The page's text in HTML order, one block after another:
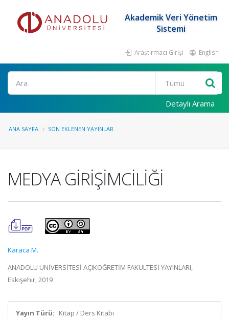
Akademik Veri Yönetim
Sistemi
Araştırmacı Girişi English
Ara
Detaylı Arama
ANA SAYFA SON EKLENEN YAYINLAR
MEDYA GİRİŞİMCİLİĞİ
Karaca M.
ANADOLU ÜNİVERSİTESİ AÇIKÖĞRETİM FAKÜLTESİ YAYINLARI,
Eskişehir, 2019
Yayın Türü: Kitap / Ders Kitabı